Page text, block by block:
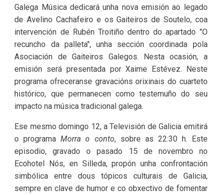
Galega Música dedicará unha nova emisión ao legado
de Avelino Cachafeiro e os Gaiteiros de Soutelo, coa
intervención de Rubén Troitiño dentro do apartado "O
recuncho da palleta", unha sección coordinada pola
Asociación de Gaiteiros Galegos. Nesta ocasión, a
emisión será presentada por Xaime Estévez. Neste
programa ofreceranse gravacións orixinais do cuarteto
histórico, que permanecen como testemuño do seu
impacto na música tradicional galega.
Ese mesmo domingo 12, a Televisión de Galicia emitirá
o programaMorra o conto, sobre as 22:30 h. Este
episodio, gravado o pasado 15 de novembro no
Ecohotel Nós, en Silleda, propón unha confrontación
simbólica entre dous tópicos culturais de Galicia,
sempre en clave de humor e co obxectivo de fomentar